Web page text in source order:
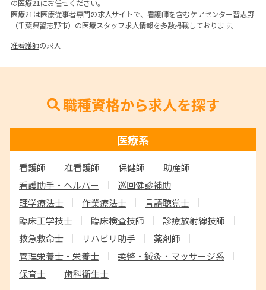
の医療21にお任せください。
医療21は医療従事者専門の求人サイトで、看護師を含むケアセンター習志野
（千葉県習志野市）の医療スタッフ求人情報を多数掲載しております。
准看護師の求人
職種資格から求人を探す
医療系
看護師 准看護師 保健師
助産師
看護助手・ヘルパー
巡回健診補助
理学療法士
作業療法士
言語聴覚士
臨床工学技士
臨床検査技師
診療放射線技師
救急救命士
リハビリ助手
薬剤師
管理栄養士・栄養士
柔整・鍼灸・マッサージ系
保育士
歯科衛生士